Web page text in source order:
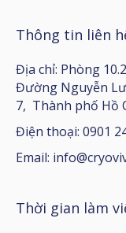
Thông tin liên
Địa chỉ: Phòng
Đường Nguyễn
7, Thành phố Hồ
Điện thoại: 0901
Email:
Thời gian làm